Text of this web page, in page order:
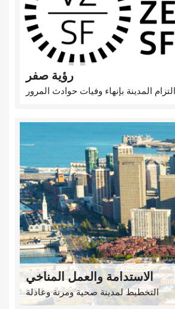
رؤية صفر
المدينة بإنهاء وفيات حوادث المرور
الاستدامة والعمل المناخي
التخطيط لمدينة صحية ومرنة وعادلة